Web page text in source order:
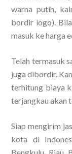
warna putih,
bordir logo).
masuk ke harga
Telah termasuk
juga dibordir.
terhitung biaya
terjangkau akan
Siap mengirim
kota di